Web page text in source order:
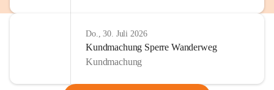
Do., 30. Juli 2026
Kundmachung Sperre Wanderweg
Kundmachung